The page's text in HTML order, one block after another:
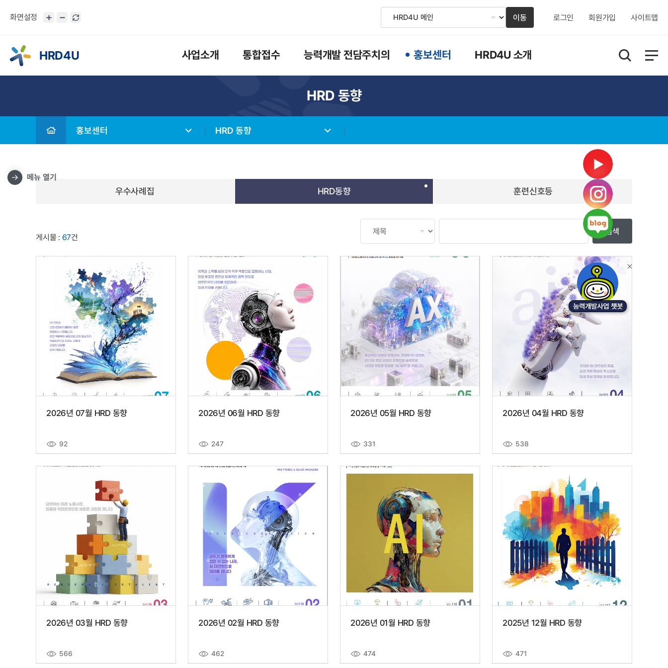
화면설정 이동 로그인 회원가입 사이트맵
HRD4U 사업소개 통합접수 능력개발 전담주치의 홍보센터 HRD4U 소개
HRD 동향
메뉴 열기
홍보센터 HRD 동향
우수사례집 HRD동향 훈련신호등
검색
게시물 : 67건
2026년 07월 HRD 동향
92
2026년 06월 HRD 동향
247
2026년 05월 HRD 동향
331
2026년 04월 HRD 동향
538
2026년 03월 HRD 동향
566
2026년 02월 HRD 동향
462
2026년 01월 HRD 동향
474
2025년 12월 HRD 동향
471